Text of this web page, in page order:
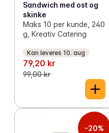
Sandwich med ost og
skinke
Maks 10 per kunde, 240
g, Kreativ Catering
Kan leveres 10. aug
79,20 kr
99,00 kr
-20%